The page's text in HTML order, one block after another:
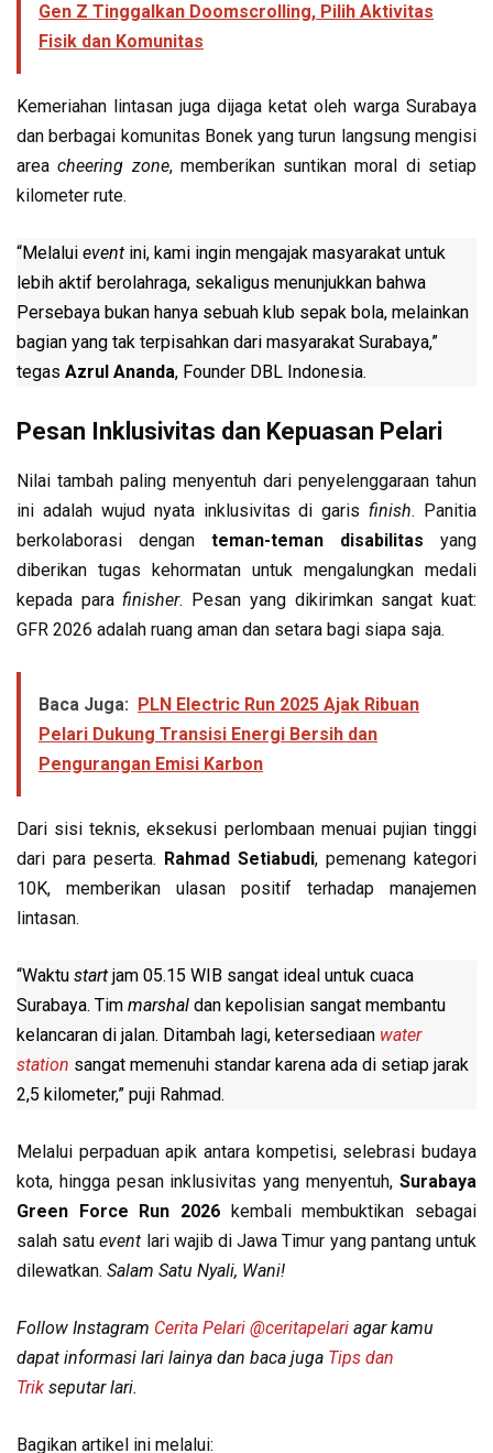
Gen Z Tinggalkan Doomscrolling, Pilih Aktivitas
Fisik dan Komunitas
Kemeriahan lintasan juga dijaga ketat oleh warga Surabaya
dan berbagai komunitas Bonek yang turun langsung mengisi
areacheering zone, memberikan suntikan moral di setiap
kilometer rute.
“Melalui event ini, kami ingin mengajak masyarakat untuk
lebih aktif berolahraga, sekaligus menunjukkan bahwa
Persebaya bukan hanya sebuah klub sepak bola, melainkan
bagian yang tak terpisahkan dari masyarakat Surabaya,”
tegas Azrul Ananda, Founder DBL Indonesia.
Pesan Inklusivitas dan Kepuasan Pelari
Nilai tambah paling menyentuh dari penyelenggaraan tahun
ini adalah wujud nyata inklusivitas di garisfinish. Panitia
berkolaborasi dengan teman-teman disabilitas yang
diberikan tugas kehormatan untuk mengalungkan medali
kepada parafinisher. Pesan yang dikirimkan sangat kuat:
GFR 2026 adalah ruang aman dan setara bagi siapa saja.
Baca Juga: PLN Electric Run 2025 Ajak Ribuan
Pelari Dukung Transisi Energi Bersih dan
Pengurangan Emisi Karbon
Dari sisi teknis, eksekusi perlombaan menuai pujian tinggi
dari para peserta. Rahmad Setiabudi, pemenang kategori
10K, memberikan ulasan positif terhadap manajemen
lintasan.
“Waktu start jam 05.15 WIB sangat ideal untuk cuaca
Surabaya. Tim marshal dan kepolisian sangat membantu
kelancaran di jalan. Ditambah lagi, ketersediaan water
station sangat memenuhi standar karena ada di setiap jarak
2,5 kilometer,” puji Rahmad.
Melalui perpaduan apik antara kompetisi, selebrasi budaya
kota, hingga pesan inklusivitas yang menyentuh, Surabaya
Green Force Run 2026 kembali membuktikan sebagai
salah satuevent lari wajib di Jawa Timur yang pantang untuk
dilewatkan. Salam Satu Nyali, Wani!
Follow Instagram Cerita Pelari @ceritapelari agar kamu
dapat informasi lari lainya dan baca juga Tips dan
Trik seputar lari.
Bagikan artikel ini melalui: